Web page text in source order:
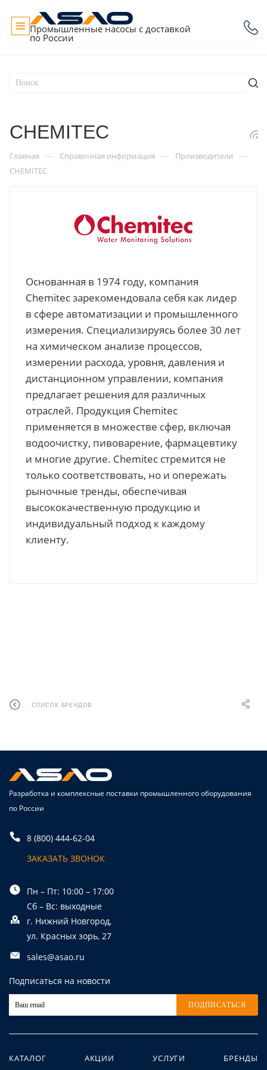
Промышленные насосы с доставкой
по России
CHEMITEC
Главная — Справочная информация — Производители —
CHEMITEC
Основанная в 1974 году, компания
Chemitec зарекомендовала себя как лидер
в сфере автоматизации и промышленного
измерения. Специализируясь более 30 лет
на химическом анализе процессов,
измерении расхода, уровня, давления и
дистанционном управлении, компания
предлагает решения для различных
отраслей. Продукция Chemitec
применяется в множестве сфер, включая
водоочистку, пивоварение, фармацевтику
и многие другие. Chemitec стремится не
только соответствовать, но и опережать
рыночные тренды, обеспечивая
высококачественную продукцию и
индивидуальный подход к каждому
клиенту.
СПИСОК БРЕНДОВ
Разработка и комплексные поставки промышленного оборудования
по России
8 (800) 444-62-04
ЗАКАЗАТЬ ЗВОНОК
Пн – Пт: 10:00 – 17:00
Сб – Вс: выходные
г. Нижний Новгород,
ул. Красных зорь, 27
sales@asao.ru
Подписаться на новости
ПОДПИСАТЬСЯ
КАТАЛОГ АКЦИИ УСЛУГИ БРЕНДЫ